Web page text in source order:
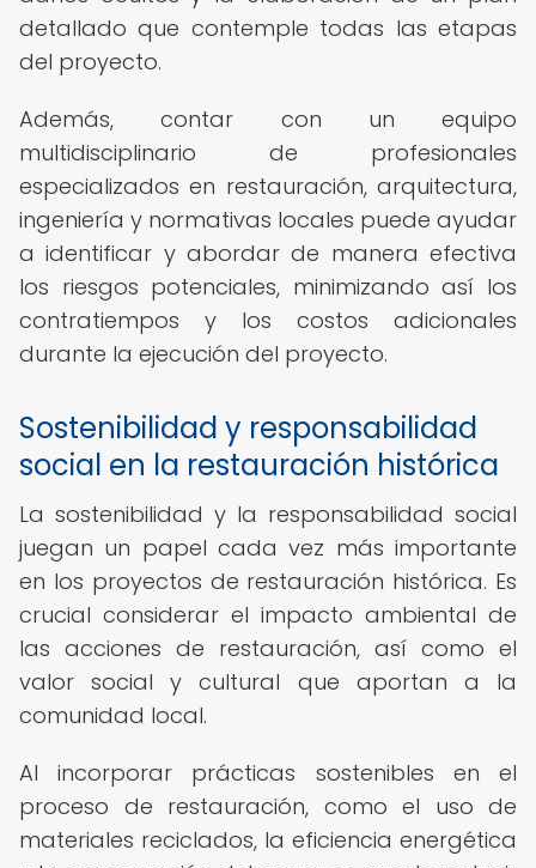
detallado que contemple todas las etapas
del proyecto.
Además, contar con un equipo
multidisciplinario de profesionales
especializados en restauración, arquitectura,
ingeniería y normativas locales puede ayudar
a identificar y abordar de manera efectiva
los riesgos potenciales, minimizando así los
contratiempos y los costos adicionales
durante la ejecución del proyecto.
Sostenibilidad y responsabilidad
social en la restauración histórica
La sostenibilidad y la responsabilidad social
juegan un papel cada vez más importante
en los proyectos de restauración histórica. Es
crucial considerar el impacto ambiental de
las acciones de restauración, así como el
valor social y cultural que aportan a la
comunidad local.
Al incorporar prácticas sostenibles en el
proceso de restauración, como el uso de
materiales reciclados, la eficiencia energética